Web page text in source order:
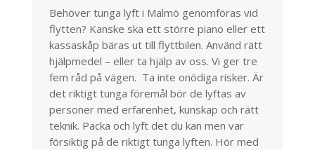
Behöver tunga lyft i Malmö genomföras vid
flytten? Kanske ska ett större piano eller ett
kassaskåp bäras ut till flyttbilen. Använd rätt
hjälpmedel – eller ta hjälp av oss. Vi ger tre
fem råd på vägen. Ta inte onödiga risker. Är
det riktigt tunga föremål bör de lyftas av
personer med erfarenhet, kunskap och rätt
teknik. Packa och lyft det du kan men var
försiktig på de riktigt tunga lyften. Hör med